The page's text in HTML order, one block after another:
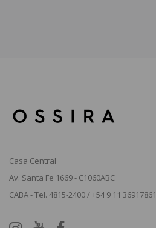
Casa Central
Av. Santa Fe 1669 - C1060ABC
CABA - Tel. 4815-2400 / +54 9 11 36917861